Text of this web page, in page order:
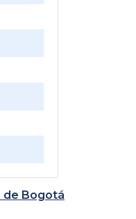
de Bogotá